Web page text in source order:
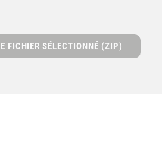
FICHIER SÉLECTIONNÉ (ZIP)